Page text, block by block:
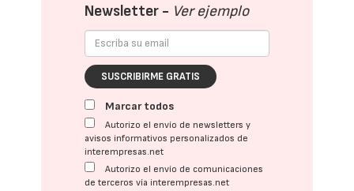
Newsletter - Ver ejemplo
SUSCRIBIRME GRATIS
Marcar todos
Autorizo el envío de newsletters y
avisos informativos personalizados de
interempresas.net
Autorizo el envío de comunicaciones
de terceros vía interempresas.net